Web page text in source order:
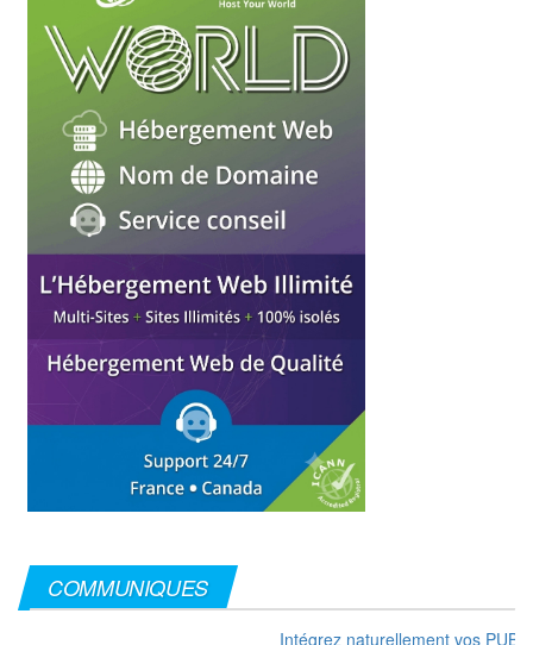
COMMUNIQUES
Intégrez naturellement vos PUB